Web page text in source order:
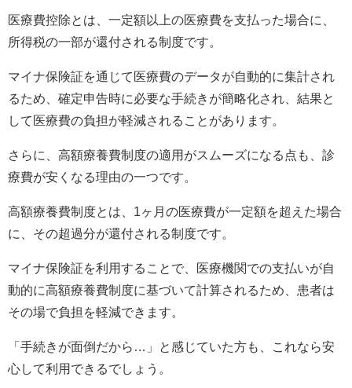
医療費控除とは、一定額以上の医療費を支払った場合に、
所得税の一部が還付される制度です。
マイナ保険証を通じて医療費のデータが自動的に集計され
るため、確定申告時に必要な手続きが簡略化され、結果と
して医療費の負担が軽減されることがあります。
さらに、高額療養費制度の適用がスムーズになる点も、診
療費が安くなる理由の一つです。
高額療養費制度とは、1ヶ月の医療費が一定額を超えた場合
に、その超過分が還付される制度です。
マイナ保険証を利用することで、医療機関での支払いが自
動的に高額療養費制度に基づいて計算されるため、患者は
その場で負担を軽減できます。
「手続きが面倒だから…」と感じていた方も、これなら安
心して利用できるでしょう。